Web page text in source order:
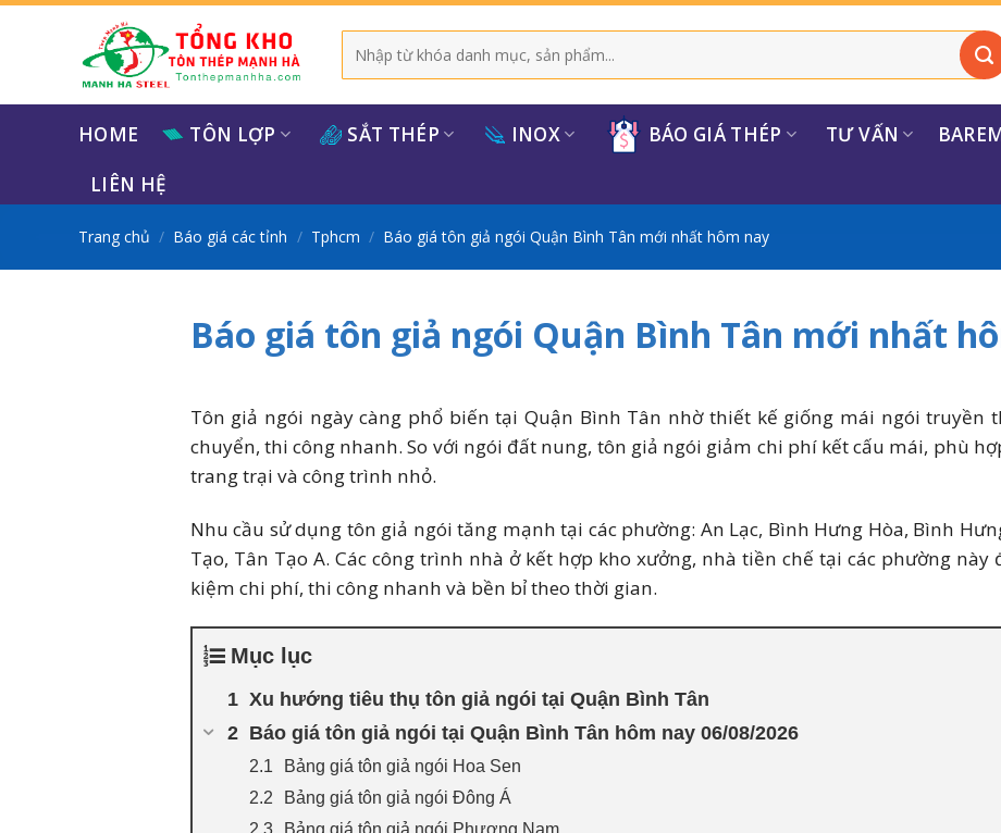
dung
kiếm:
HOME TÔN LỢP SẮT THÉP INOX BÁO GIÁ THÉP TƯ VẤN
LIÊN HỆ
Trang chủ / Báo giá các tỉnh / Tphcm / Báo giá tôn giả ngói Quận Bình Tân mới nhất hôm nay
Báo giá tôn giả ngói Quận Bình Tân mới nhất
Tôn giả ngói ngày càng phổ biến tại Quận Bình Tân nhờ thiết kế giống mái ngói truyền
chuyển, thi công nhanh. So với ngói đất nung, tôn giả ngói giảm chi phí kết cấu mái, phù
trang trại và công trình nhỏ.
Nhu cầu sử dụng tôn giả ngói tăng mạnh tại các phường: An Lạc, Bình Hưng Hòa, Bình
Tạo, Tân Tạo A. Các công trình nhà ở kết hợp kho xưởng, nhà tiền chế tại các phường
kiệm chi phí, thi công nhanh và bền bỉ theo thời gian.
Mục lục
Xu hướng tiêu thụ tôn giả ngói tại Quận Bình Tân
Báo giá tôn giả ngói tại Quận Bình Tân hôm nay 06/08/2026
Bảng giá tôn giả ngói Hoa Sen
Bảng giá tôn giả ngói Đông Á